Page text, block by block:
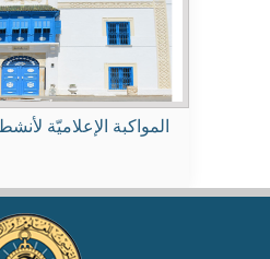
المواكبة الإعلاميّة